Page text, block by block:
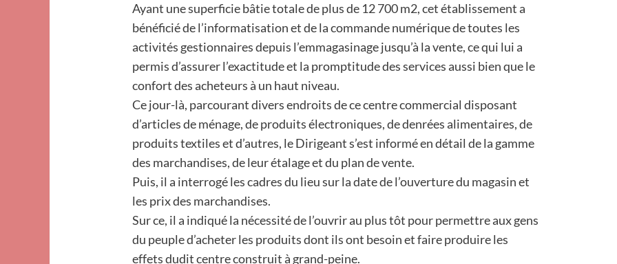
Ayant une superficie bâtie totale de plus de 12 700 m2, cet établissement a
bénéficié de l’informatisation et de la commande numérique de toutes les
activités gestionnaires depuis l’emmagasinage jusqu’à la vente, ce qui lui a
permis d’assurer l’exactitude et la promptitude des services aussi bien que le
confort des acheteurs à un haut niveau.
Ce jour-là, parcourant divers endroits de ce centre commercial disposant
d’articles de ménage, de produits électroniques, de denrées alimentaires, de
produits textiles et d’autres, le Dirigeant s’est informé en détail de la gamme
des marchandises, de leur étalage et du plan de vente.
Puis, il a interrogé les cadres du lieu sur la date de l’ouverture du magasin et
les prix des marchandises.
Sur ce, il a indiqué la nécessité de l’ouvrir au plus tôt pour permettre aux gens
du peuple d’acheter les produits dont ils ont besoin et faire produire les
effets dudit centre construit à grand-peine.